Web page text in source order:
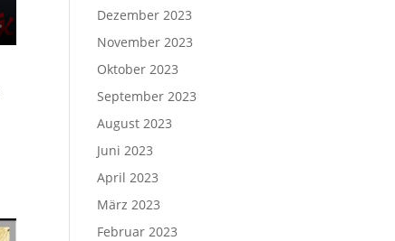
Dezember 2023
November 2023
Oktober 2023
September 2023
August 2023
Juni 2023
April 2023
März 2023
Februar 2023